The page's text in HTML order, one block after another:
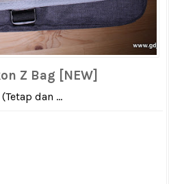
Z Bag [NEW]
dan ...